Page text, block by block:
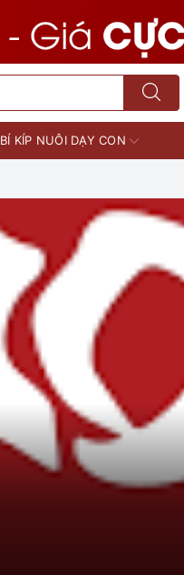
BÍ KÍP NUÔI DẠY CON